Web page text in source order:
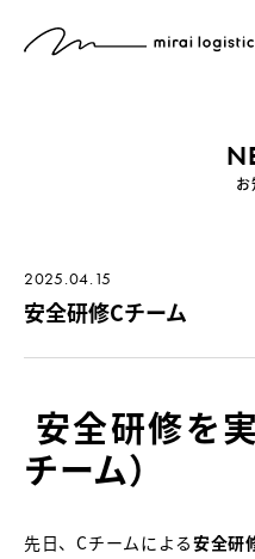
お
2025.04.15
安全研修Cチーム
安全研修を
チーム）
先日、Cチームによる安全研